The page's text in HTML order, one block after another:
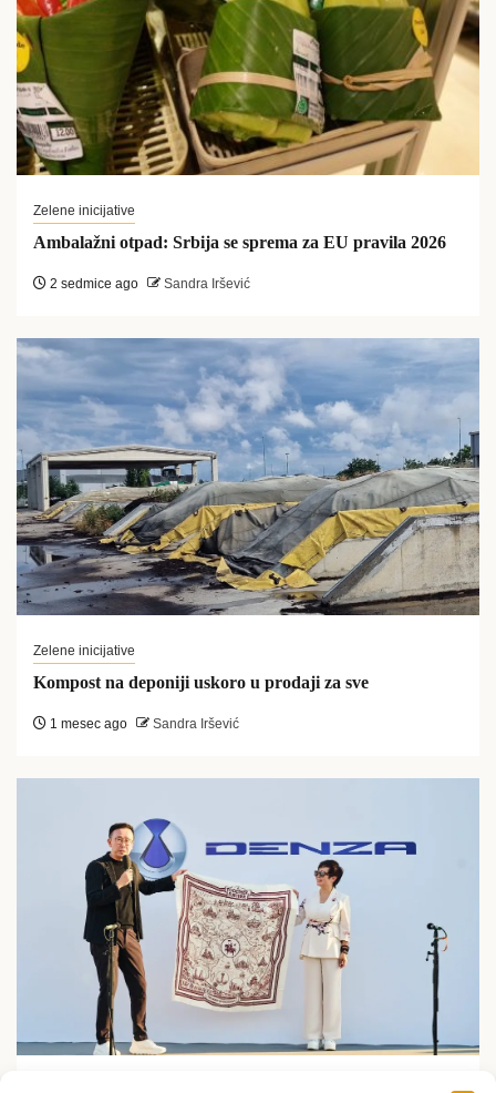
Zelene inicijative
Ambalažni otpad: Srbija se sprema za EU pravila 2026
2 sedmice ago Sandra Iršević
Zelene inicijative
Kompost na deponiji uskoro u prodaji za sve
1 mesec ago Sandra Iršević